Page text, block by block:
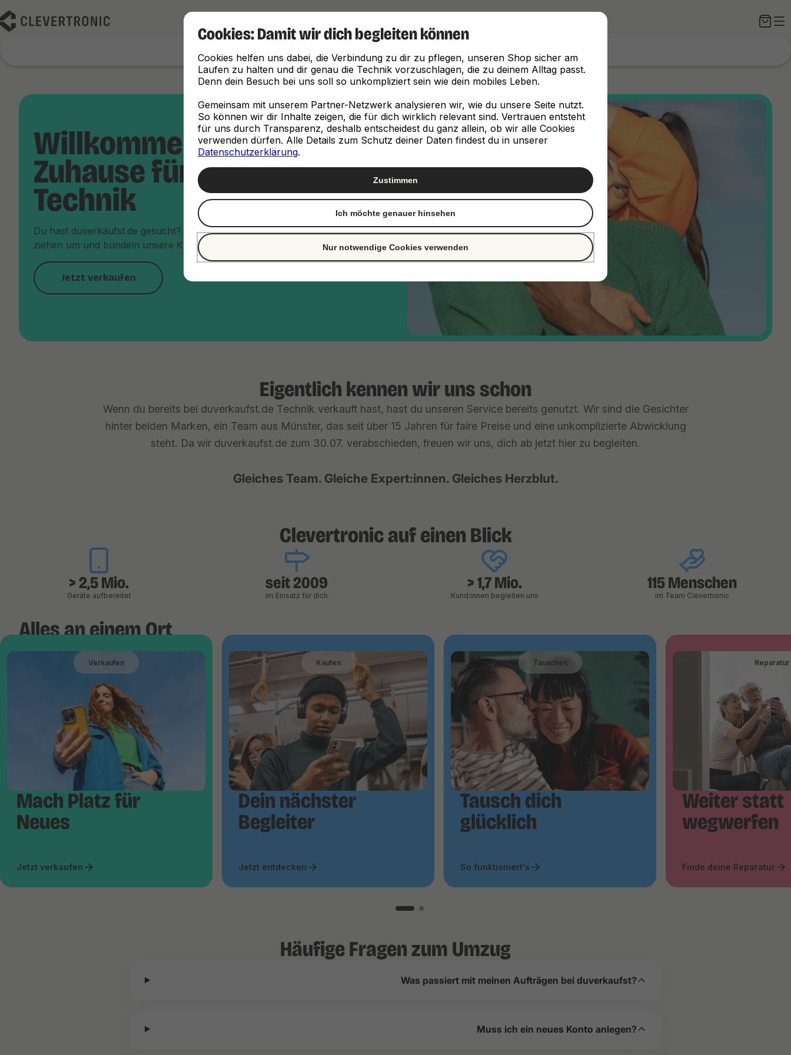
Willkommen im neuen
Zuhause für deine
Technik
Du hast duverkaufst.de gesucht? Keine Sorge, du bist genau richtig. Wir
ziehen um und bündeln unsere Kräfte unter dem Dach von Clevertronic.
Jetzt verkaufen
Eigentlich kennen wir uns schon
Wenn du bereits bei duverkaufst.de Technik verkauft hast, hast du unseren Service bereits genutzt. Wir sind die Gesichter
hinter beiden Marken, ein Team aus Münster, das seit über 15 Jahren für faire Preise und eine unkomplizierte Abwicklung
steht. Da wir duverkaufst.de zum 30.07. verabschieden, freuen wir uns, dich ab jetzt hier zu begleiten.
Gleiches Team. Gleiche Expert:innen. Gleiches Herzblut.
Clevertronic auf einen Blick
> 2,5 Mio.
Geräte aufbereitet
seit 2009
im Einsatz für dich
> 1,7 Mio.
Kund:innen begleiten uns
115 Menschen
im Team Clevertronic
Alles an einem Ort
Verkaufen
Mach Platz für
Neues
Jetzt verkaufen
Kaufen
Dein nächster
Begleiter
Jetzt entdecken
Tauschen
Tausch dich
glücklich
So funktioniert's
Reparatur
Weiter statt
wegwerfen
Finde deine Reparatur
Häufige Fragen zum Umzug
Was passiert mit meinen Aufträgen bei duverkaufst?
Muss ich ein neues Konto anlegen?
Cookies: Damit wir dich begleiten können
Cookies helfen uns dabei, die Verbindung zu dir zu pflegen, unseren Shop sicher am
Laufen zu halten und dir genau die Technik vorzuschlagen, die zu deinem Alltag passt.
Denn dein Besuch bei uns soll so unkompliziert sein wie dein mobiles Leben.
Gemeinsam mit unserem Partner-Netzwerk analysieren wir, wie du unsere Seite nutzt.
So können wir dir Inhalte zeigen, die für dich wirklich relevant sind. Vertrauen entsteht
für uns durch Transparenz, deshalb entscheidest du ganz allein, ob wir alle Cookies
verwenden dürfen. Alle Details zum Schutz deiner Daten findest du in unserer
Datenschutzerklärung.
Nur notwendige Cookies verwenden
Ich möchte genauer hinsehen
Zustimmen